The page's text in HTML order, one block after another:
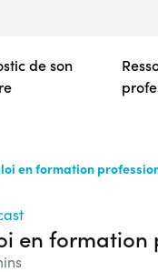
contenude son
en formation
en formation